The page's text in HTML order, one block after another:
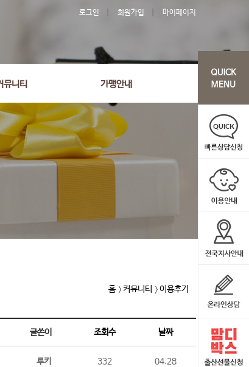
로그인 회원가입 마이페이지
뮤니티 가맹안내
홈 커뮤니티 이용후기
글쓴이 조회수 날짜
루키 332 04.28